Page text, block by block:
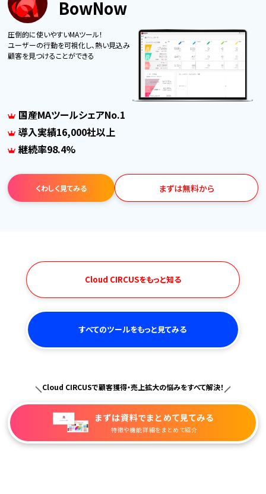
BowNow
圧倒的に使いやすいMAツール！
ユーザーの行動を可視化し、熱い見込み
顧客を見つけることができる
国産MAツールシェアNo.1
導入実績16,000社以上
継続率98.4%
くわしく見てみる まずは無料から
Cloud CIRCUSをもっと知る
すべてのツールをもっと見てみる
Cloud CIRCUSで顧客獲得・売上拡大の悩みをすべて解決！
まずは資料でまとめて見てみる
特徴や機能詳細をまとめて紹介